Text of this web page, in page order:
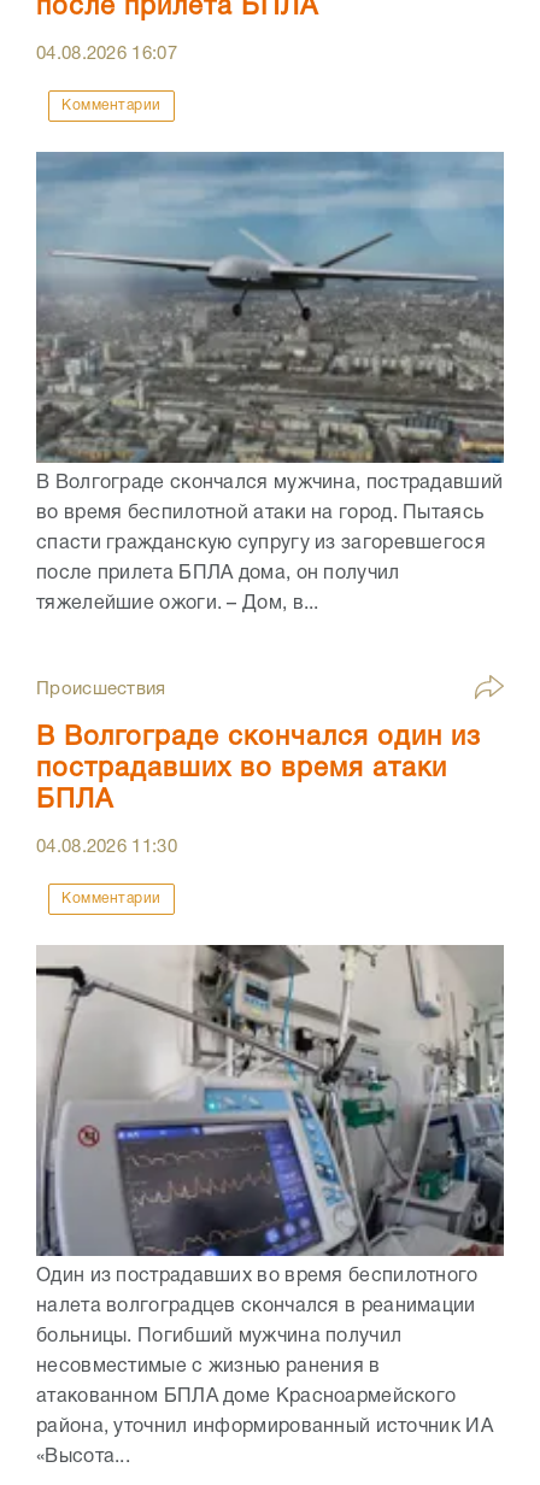
после прилета БПЛА
04.08.2026 16:07
Комментарии
В Волгограде скончался мужчина, пострадавший
во время беспилотной атаки на город. Пытаясь
спасти гражданскую супругу из загоревшегося
после прилета БПЛА дома, он получил
тяжелейшие ожоги. – Дом, в...
Происшествия
В Волгограде скончался один из
пострадавших во время атаки
БПЛА
04.08.2026 11:30
Комментарии
Один из пострадавших во время беспилотного
налета волгоградцев скончался в реанимации
больницы. Погибший мужчина получил
несовместимые с жизнью ранения в
атакованном БПЛА доме Красноармейского
района, уточнил информированный источник ИА
«Высота...